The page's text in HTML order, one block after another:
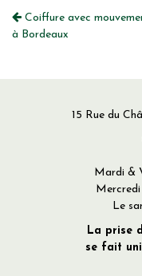
Coiffure avec
à Bordeaux
Mardi &
Le
15 Rue du
La prise
se fait